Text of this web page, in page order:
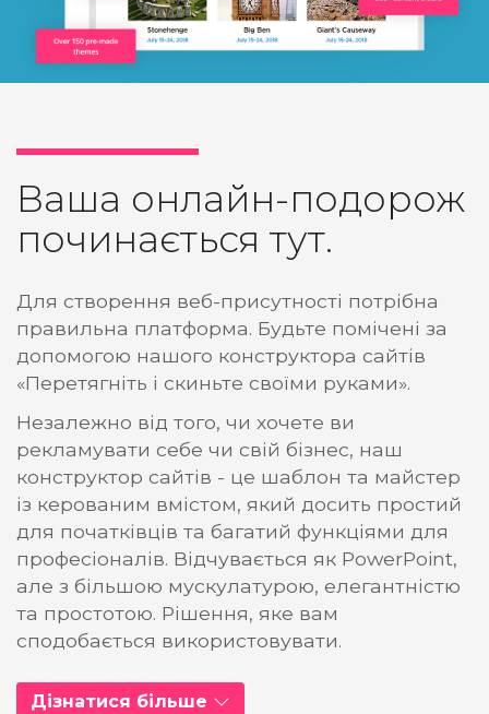
Ваша онлайн-подорож
починається тут.
Для створення веб-присутності потрібна
правильна платформа. Будьте помічені за
допомогою нашого конструктора сайтів
«Перетягніть і скиньте своїми руками».
Незалежно від того, чи хочете ви
рекламувати себе чи свій бізнес, наш
конструктор сайтів - це шаблон та майстер
із керованим вмістом, який досить простий
для початківців та багатий функціями для
професіоналів. Відчувається як PowerPoint,
але з більшою мускулатурою, елегантністю
та простотою. Рішення, яке вам
сподобається використовувати.
Дізнатися більше